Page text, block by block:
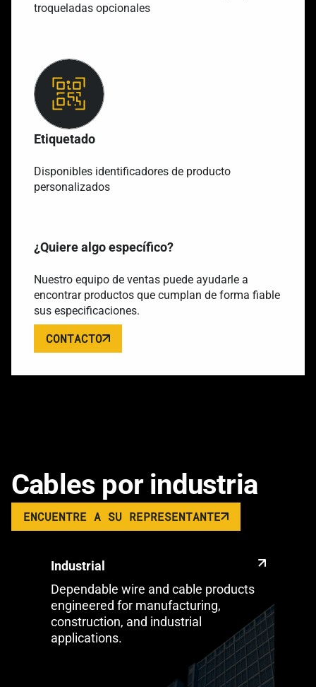
troqueladas opcionales
Etiquetado
Disponibles identificadores de producto
personalizados
¿Quiere algo específico?
Nuestro equipo de ventas puede ayudarle a
encontrar productos que cumplan de forma fiable
sus especificaciones.
CONTACTO
Cables por industria
ENCUENTRE A SU REPRESENTANTE
Industrial
Dependable wire and cable products
engineered for manufacturing,
construction, and industrial
applications.